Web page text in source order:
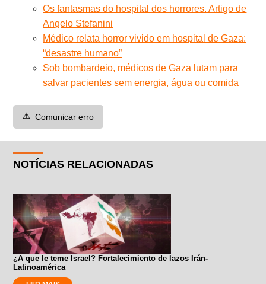
Os fantasmas do hospital dos horrores. Artigo de
Angelo Stefanini
Médico relata horror vivido em hospital de Gaza:
“desastre humano”
Sob bombardeio, médicos de Gaza lutam para
salvar pacientes sem energia, água ou comida
⚠️ Comunicar erro
NOTÍCIAS RELACIONADAS
¿A que le teme Israel? Fortalecimiento de lazos Irán-
Latinoamérica